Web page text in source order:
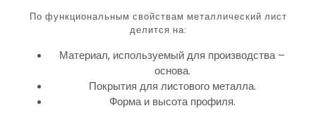
По функциональным свойствам металлический лист
делится на:
Материал, используемый для производства –
основа.
Покрытия для листового металла.
Форма и высота профиля.